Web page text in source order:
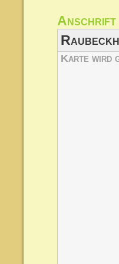
Karte wird